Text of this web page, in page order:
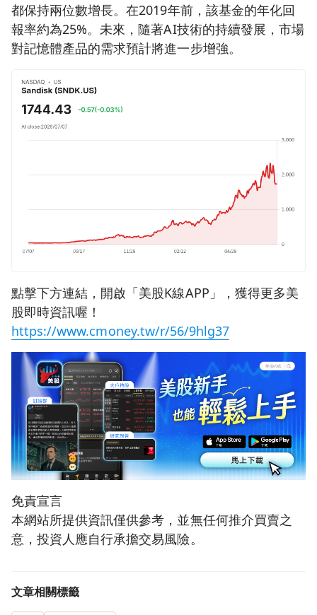
都保持兩位數增長。在2019年前，該基金的年化回
報率約為25%。未來，隨著AI技術的持續發展，市場
對記憶體產品的需求預計將進一步增強。
點擊下方連結，開啟「美股K線APP」，獲得更多美
股即時資訊喔！
https://www.cmoney.tw/r/56/9hlg37
免責宣言
本網站所提供資訊僅供參考，並無任何推介買賣之
意，投資人應自行承擔交易風險。
文章相關標籤